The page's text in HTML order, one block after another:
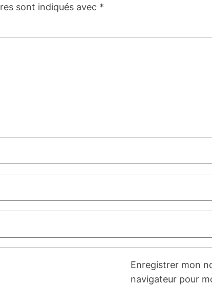
sont indiqués avec *
Enregistrer mon
navigateur pour